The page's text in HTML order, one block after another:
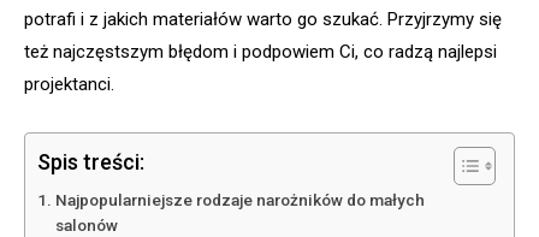
potrafi i z jakich materiałów warto go szukać. Przyjrzymy się
też najczęstszym błędom i podpowiem Ci, co radzą najlepsi
projektanci.
Spis treści:
Najpopularniejsze rodzaje narożników do małych
salonów